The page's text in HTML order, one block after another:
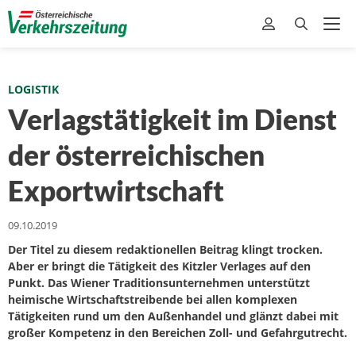
LOGISTIK
Verlagstätigkeit im Dienst
der österreichischen
Exportwirtschaft
09.10.2019
Der Titel zu diesem redaktionellen Beitrag klingt trocken.
Aber er bringt die Tätigkeit des Kitzler Verlages auf den
Punkt. Das Wiener Traditionsunternehmen unterstützt
heimische Wirtschaftstreibende bei allen komplexen
Tätigkeiten rund um den Außenhandel und glänzt dabei mit
großer Kompetenz in den Bereichen Zoll- und Gefahrgutrecht.